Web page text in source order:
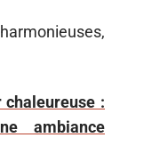
chaleureuse :
ambiance